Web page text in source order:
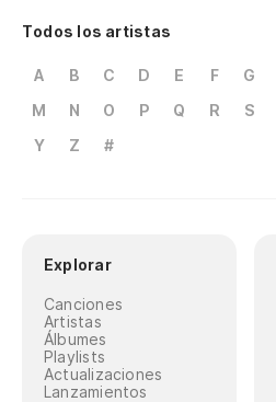
Todos los artistas
A B C D E F G
M
N O P Q R S
Y
Z #
Explorar
Canciones
Artistas
Álbumes
Playlists
Actualizaciones
Lanzamientos